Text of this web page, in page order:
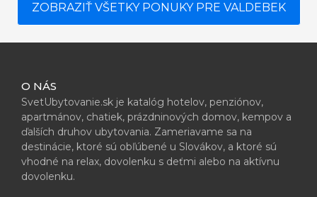
ZOBRAZIŤ VŠETKY PONUKY PRE VALDEBEK
O NÁS
SvetUbytovanie.sk je katalóg hotelov, penziónov,
apartmánov, chatiek, prázdninových domov, kempov a
ďalších druhov ubytovania. Zameriavame sa na
destinácie, ktoré sú obľúbené u Slovákov, a ktoré sú
vhodné na relax, dovolenku s deťmi alebo na aktívnu
dovolenku.